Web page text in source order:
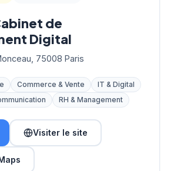
de
Digital
75008 Paris
Commerce & Vente
IT & Digital
RH & Management
Visiter le site